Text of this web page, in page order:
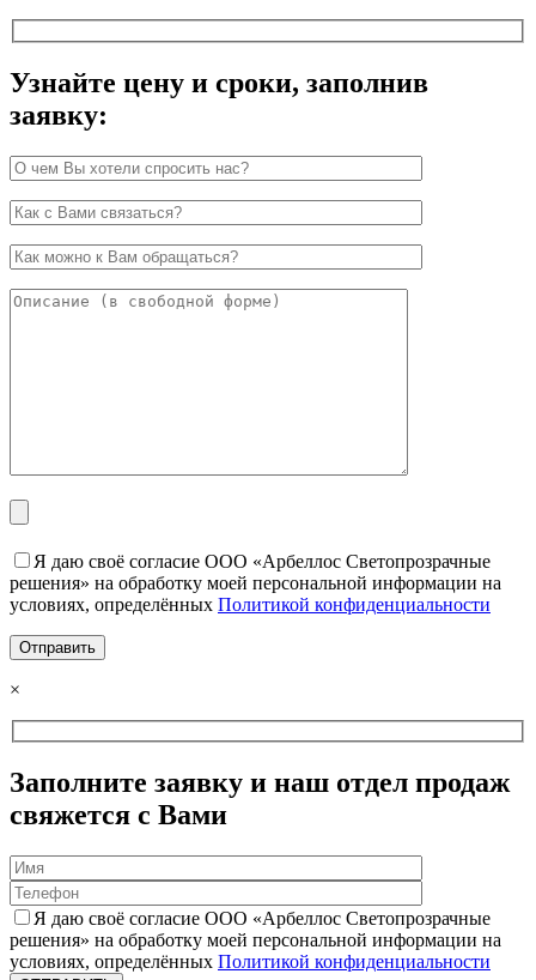
Узнайте цену и сроки, заполнив
заявку:
Я даю своё согласие ООО «Арбеллос Светопрозрачные
решения» на обработку моей персональной информации на
условиях, определённых Политикой конфиденциальности
×
Заполните заявку и наш отдел продаж
свяжется с Вами
Я даю своё согласие ООО «Арбеллос Светопрозрачные
решения» на обработку моей персональной информации на
условиях, определённых Политикой конфиденциальности